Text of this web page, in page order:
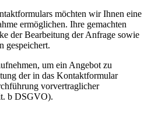
möchten wir Ihnen eine
ermöglichen. Ihre gemachten
der Bearbeitung der Anfrage sowie
gespeichert.
um ein Angebot zu
der in das Kontaktformular
vorvertraglicher
b DSGVO).